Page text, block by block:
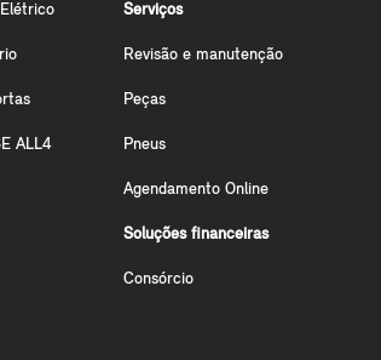
ALL4
Serviços
Revisão e manutenção
Peças
Pneus
Agendamento Online
Soluções financeiras
Consórcio